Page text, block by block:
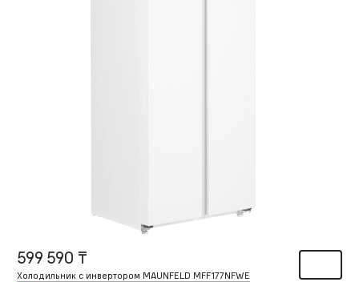
599 590 ₸
Холодильник с инвертором MAUNFELD MFF177NFWE